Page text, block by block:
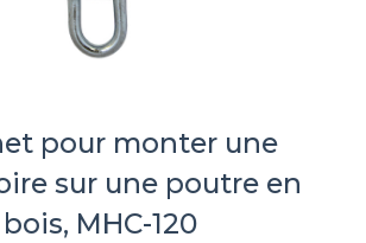
pour monter une
sur une poutre en
bois, MHC-120